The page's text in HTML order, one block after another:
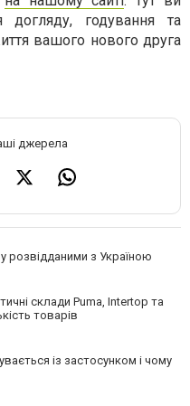
догляду, годування та
вашого нового друга
джерела
розвідданими з Україною
склади Puma, Intertop та
товарів
із застосунком і чому